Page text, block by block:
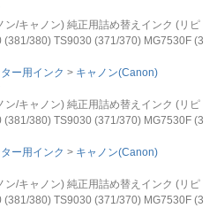
ン/キャノン) 純正用詰め替えインク (リピ
380) TS9030 (371/370) MG7530F (3
ー用インク
キャノン(Canon)
ン/キャノン) 純正用詰め替えインク (リピ
380) TS9030 (371/370) MG7530F (3
ー用インク
キャノン(Canon)
ン/キャノン) 純正用詰め替えインク (リピ
380) TS9030 (371/370) MG7530F (3